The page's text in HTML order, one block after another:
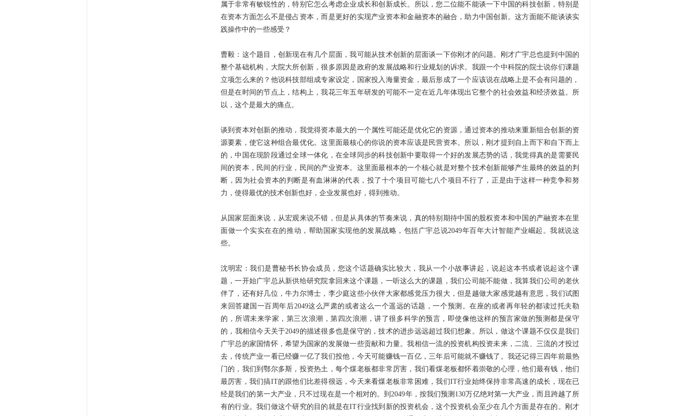
属于非常有敏锐性的，特别它怎么考虑企业成长和创新成长。所以，您二位能不能谈一下中国的科技创新，特别是
在资本方面怎么不是侵占资本，而是更好的实现产业资本和金融资本的融合，助力中国创新。这方面能不能谈谈实
践操作中的一些感受？
曹毅：这个题目，创新现在有几个层面，我可能从技术创新的层面谈一下你刚才的问题。刚才广宇总也提到中国的
整个基础机构，大院大所创新，很多原因是政府的发展战略和行业规划的诉求。我跟一个中科院的院士说你们课题
立项怎么来的？他说科技部组成专家设定，国家投入海量资金，最后形成了一个应该说在战略上是不会有问题的，
但是在时间的节点上，结构上，我花三年五年研发的可能不一定在近几年体现出它整个的社会效益和经济效益。所
以，这个是最大的痛点。
谈到资本对创新的推动，我觉得资本最大的一个属性可能还是优化它的资源，通过资本的推动来重新组合创新的资
源要素，使它这种组合最优化。这里面最核心的你说的资本应该是民营资本。所以，刚才提到自上而下和自下而上
的，中国在现阶段通过全球一体化，在全球同步的科技创新中要取得一个好的发展态势的话，我觉得真的是需要民
间的资本，民间的行业，民间的产业资本。这里面最根本的一个核心就是对整个技术创新能够产生最终的效益的判
断，因为社会资本的判断是有血淋淋的代表，投了十个项目可能七八个项目不行了，正是由于这样一种竞争和努
力，使得最优的技术创新也好，企业发展也好，得到推动。
从国家层面来说，从宏观来说不错，但是从具体的节奏来说，真的特别期待中国的股权资本和中国的产融资本在里
面做一个实实在在的推动，帮助国家实现他的发展战略，包括广宇总说2049年百年大计智能产业崛起。我就说这
些。
沈明宏：我们是曹秘书长协会成员，您这个话题确实比较大，我从一个小故事讲起，说起这本书或者说起这个课
题，一开始广宇总从新供给研究院拿回来这个课题，一听这么大的课题，我们公司能不能做，我算我们公司的老伙
伴了，还有好几位，牛力尔博士，李少庭这些小伙伴大家都感觉压力很大，但是越做大家感觉越有意思，我们试图
来回答建国一百周年后2049这么严肃的或者这么一个遥远的话题，一个预测。在座的或者再年轻的都读过托夫勒
的，所谓未来学家，第三次浪潮，第四次浪潮，讲了很多科学的预言，即使像他这样的预言家做的预测都是保守
的，我相信今天关于2049的描述很多也是保守的，技术的进步远远超过我们想象。所以，做这个课题不仅仅是我们
广宇总的家国情怀，希望为国家的发展做一些贡献和力量。我相信一流的投资机构投资未来，二流、三流的才投过
去，传统产业一看已经赚一亿了我们投他，今天可能赚钱一百亿，三年后可能就不赚钱了。我还记得三四年前最热
门的，我们到鄂尔多斯，投资热土，每个煤老板都非常厉害，我们看煤老板都怀着崇敬的心理，他们最有钱，他们
最厉害，我们搞IT的跟他们比差得很远，今天来看煤老板非常困难，我们IT行业始终保持非常高速的成长，现在已
经是我们的第一大产业，只不过现在是一个相对的。到2049年，按我们预测130万亿绝对第一大产业，而且跨越了所
有的行业。我们做这个研究的目的就是在IT行业找到新的投资机会，这个投资机会至少在几个方面是存在的。刚才